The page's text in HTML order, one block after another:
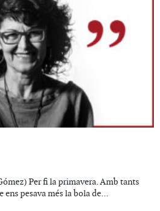
Per fi la primavera. Amb tants
pesava més la bola de...